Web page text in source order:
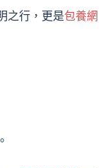
之行，更是包養網